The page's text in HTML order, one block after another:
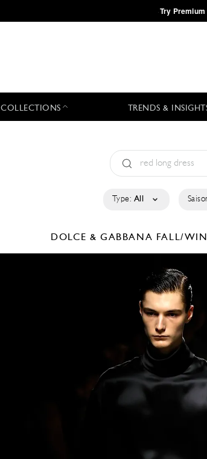
·Try Premium
COLLECTIONS TRENDS &
Type: All
DOLCE & GABBANA FALL/